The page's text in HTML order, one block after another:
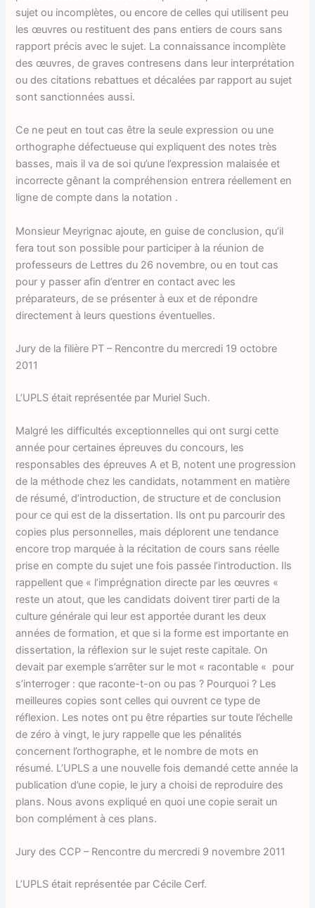
sujet ou incomplètes, ou encore de celles qui utilisent peu
les œuvres ou restituent des pans entiers de cours sans
rapport précis avec le sujet. La connaissance incomplète
des œuvres, de graves contresens dans leur interprétation
ou des citations rebattues et décalées par rapport au sujet
sont sanctionnées aussi.
Ce ne peut en tout cas être la seule expression ou une
orthographe défectueuse qui expliquent des notes très
basses, mais il va de soi qu’une l’expression malaisée et
incorrecte gênant la compréhension entrera réellement en
ligne de compte dans la notation .
Monsieur Meyrignac ajoute, en guise de conclusion, qu’il
fera tout son possible pour participer à la réunion de
professeurs de Lettres du 26 novembre, ou en tout cas
pour y passer afin d’entrer en contact avec les
préparateurs, de se présenter à eux et de répondre
directement à leurs questions éventuelles.
Jury de la filière PT – Rencontre du mercredi 19 octobre
2011
L’UPLS était représentée par Muriel Such.
Malgré les difficultés exceptionnelles qui ont surgi cette
année pour certaines épreuves du concours, les
responsables des épreuves A et B, notent une progression
de la méthode chez les candidats, notamment en matière
de résumé, d’introduction, de structure et de conclusion
pour ce qui est de la dissertation. Ils ont pu parcourir des
copies plus personnelles, mais déplorent une tendance
encore trop marquée à la récitation de cours sans réelle
prise en compte du sujet une fois passée l’introduction. Ils
rappellent que « l’imprégnation directe par les œuvres «
reste un atout, que les candidats doivent tirer parti de la
culture générale qui leur est apportée durant les deux
années de formation, et que si la forme est importante en
dissertation, la réflexion sur le sujet reste capitale. On
devait par exemple s’arrêter sur le mot « racontable « pour
s’interroger : que raconte-t-on ou pas ? Pourquoi ? Les
meilleures copies sont celles qui ouvrent ce type de
réflexion. Les notes ont pu être réparties sur toute l’échelle
de zéro à vingt, le jury rappelle que les pénalités
concernent l’orthographe, et le nombre de mots en
résumé. L’UPLS a une nouvelle fois demandé cette année la
publication d’une copie, le jury a choisi de reproduire des
plans. Nous avons expliqué en quoi une copie serait un
bon complément à ces plans.
Jury des CCP – Rencontre du mercredi 9 novembre 2011
L’UPLS était représentée par Cécile Cerf.